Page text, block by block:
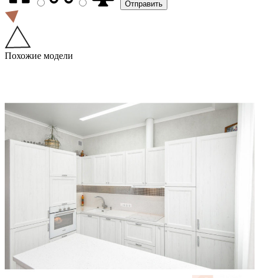
Похожие модели